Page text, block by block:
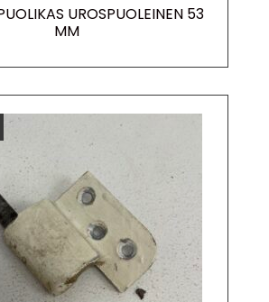
UROSPUOLEINEN 53
MM